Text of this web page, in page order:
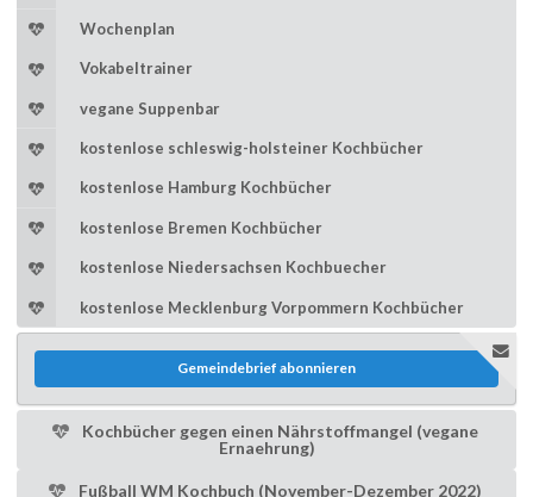
Wochenplan
Vokabeltrainer
vegane Suppenbar
kostenlose schleswig-holsteiner Kochbücher
kostenlose Hamburg Kochbücher
kostenlose Bremen Kochbücher
kostenlose Niedersachsen Kochbuecher
kostenlose Mecklenburg Vorpommern Kochbücher
Gemeindebrief abonnieren
Kochbücher gegen einen Nährstoffmangel (vegane
Ernaehrung)
Fußball WM Kochbuch (November-Dezember 2022)